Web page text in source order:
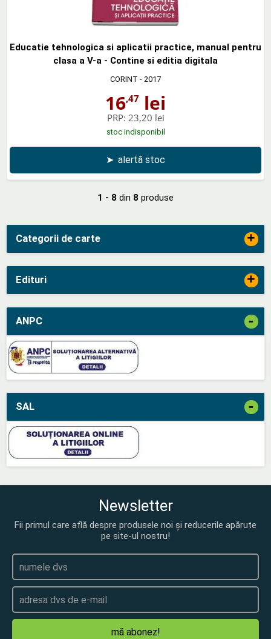
Categorii de carte +
Edituri +
ANPC -
SAL -
Educatie tehnologica si aplicatii practice, manual pentru
clasa a V-a - Contine si editia digitala
CORINT - 2017
16,47 lei
PRP: 23,20 lei
stoc indisponibil
➤ alertă stoc
1 - 8 din 8 produse
Newsletter
Fii primul care află despre produsele noi și reducerile apărute
pe site-ul nostru!
mă abonez!